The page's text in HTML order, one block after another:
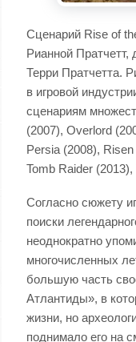
Сценарий Rise of
Рианной Пратчетт,
Терри Пратчетта.
в игровой
сценариям
(2007), Overlord
Persia (2008),
Tomb Raider
Согласно сюжету
поиски
неоднократно
многочисленных
большую часть
Атлантиды», в
жизни, но
поднимало его на